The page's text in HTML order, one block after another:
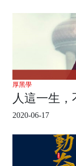
厚黑學
人這一生
2020-06-17